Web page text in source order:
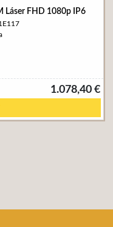
Láser FHD 1080p IP6
1.078,40 €